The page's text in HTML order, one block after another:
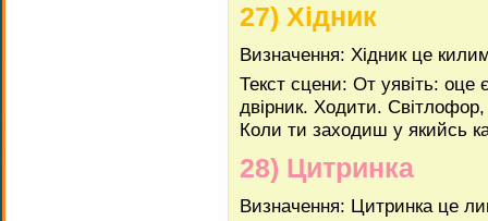
27) Хідник
Визначення: Хідник це
Текст сцени: От уявіть: оце
двірник. Ходити.
Коли ти заходиш у якийсь
28) Цитринка
Визначення: Цитринка це